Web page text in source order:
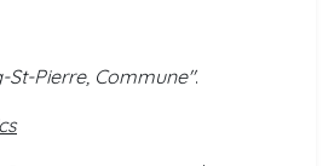
St-Pierre, Commune".